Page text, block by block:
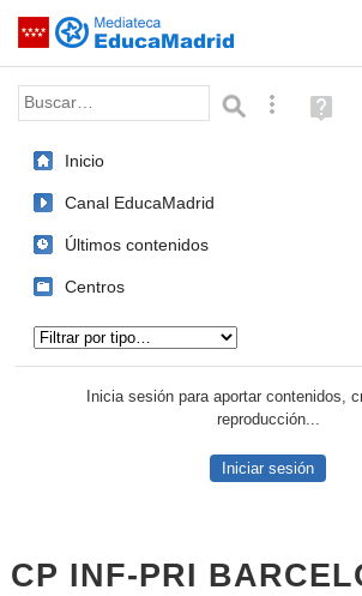
Saltar navegación
Palabra o frase: BúsquedaAyuda
(en
Inicio
Canal EducaMadrid
Últimos contenidos
Centros
Inicia sesión para aportar contenidos,
reproducción...
Iniciar sesión
CP INF-PRI